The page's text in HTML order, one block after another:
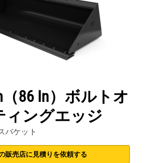
（86 In）ボルトオ
ィングエッジ
バケット
販売店に見積りを依頼する